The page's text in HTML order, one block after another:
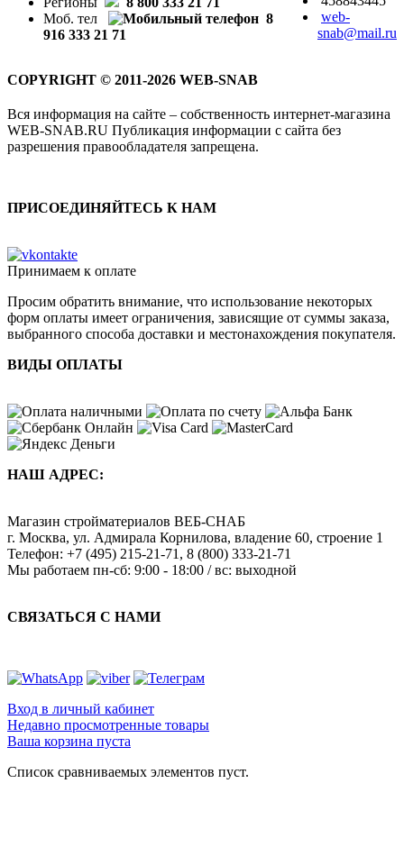
Моб. тел
8
916 333 21 71
web-
snab@mail.ru
COPYRIGHT © 2011-2026 WEB-SNAB
Вся информация на сайте – собственность интернет-магазина
WEB-SNAB.RU Публикация информации с сайта без
разрешения правообладателя запрещена.
ПРИСОЕДИНЯЙТЕСЬ К НАМ
Принимаем к оплате
Просим обратить внимание, что использование некоторых
форм оплаты имеет ограничения, зависящие от суммы заказа,
выбранного способа доставки и местонахождения покупателя.
ВИДЫ ОПЛАТЫ
НАШ АДРЕС:
Магазин стройматериалов ВЕБ-СНАБ
г. Москва, ул. Адмирала Корнилова, владение 60, строение 1
Телефон: +7 (495) 215-21-71 , 8 (800) 333-21-71
Мы работаем пн-сб: 9:00 - 18:00 / вс: выходной
СВЯЗАТЬСЯ С НАМИ
Вход в личный кабинет
Недавно просмотренные товары
Ваша корзина пуста
Список сравниваемых элементов пуст.